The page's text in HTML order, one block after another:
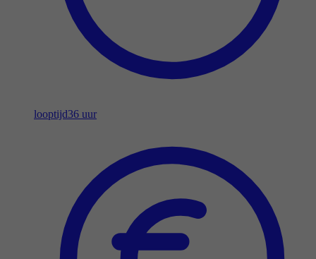
looptijd36 uur